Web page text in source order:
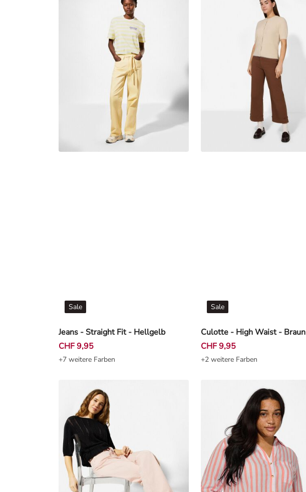
Jeans - Straight Fit - Hellgelb
Sale
CHF 9,95
+7 weitere Farben
Culotte - High Waist - Braun
Sale
CHF 9,95
+2 weitere Farben